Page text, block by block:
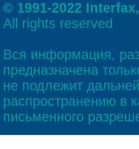
© 1991-2022
All rights reserved
Вся информация,
предназначена
не подлежит
распространению в
письменного